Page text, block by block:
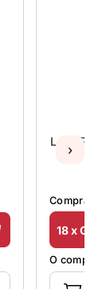
Comprá en
18 x Gs.
O comprá
›